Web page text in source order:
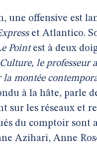
une offensive est
et Atlantico.
Pointest à deux
le professeur
montée
à la hâte, parle
sur les réseaux et
du comptoir sont
Azihari, Anne